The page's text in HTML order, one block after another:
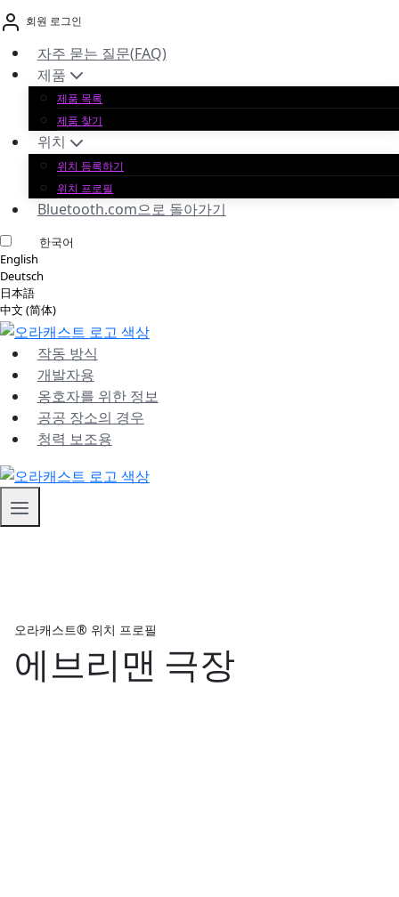
본
문
바
로
회원 로그인
자주 묻는 질문(FAQ)
제품
제품 목록
제품 찾기
위치
위치 등록하기
위치 프로필
Bluetooth.com으로 돌아가기
한국어
English
Deutsch
日本語
中文 (简体)
작동 방식
개발자용
옹호자를 위한 정보
공공 장소의 경우
청력 보조용
오라캐스트® 위치 프로필
에브리맨 극장